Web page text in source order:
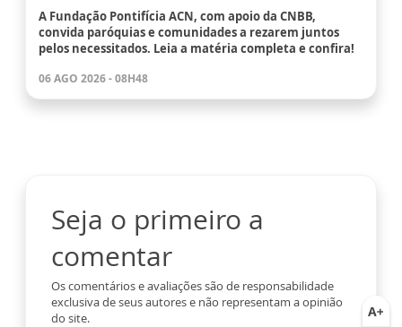
A Fundação Pontifícia ACN, com apoio da CNBB,
convida paróquias e comunidades a rezarem juntos
pelos necessitados. Leia a matéria completa e confira!
06 AGO 2026 - 08H48
Seja o primeiro a
comentar
Os comentários e avaliações são de responsabilidade
exclusiva de seus autores e não representam a opinião
do site.